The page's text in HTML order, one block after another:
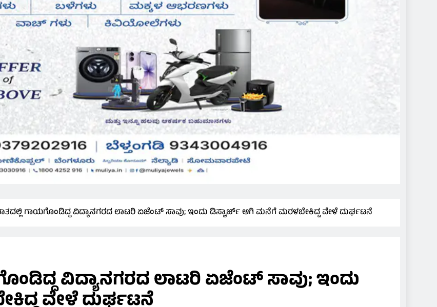
ಗಾಯಗೊಂಡಿದ್ದ ವಿದ್ಯಾನಗರದ ಲಾಟರಿ ಏಜೆಂಟ್ ಸಾವು; ಇಂದು ಡಿಸ್ಚಾರ್ಜ್ ಆಗಿ ಮನೆಗೆ ಮರಳಬೇಕಿದ್ದ ವೇಳೆ ದುರ್ಘಟನೆ
ವಿದ್ಯಾನಗರದ ಲಾಟರಿ ಏಜೆಂಟ್ ಸಾವು; ಇಂದು